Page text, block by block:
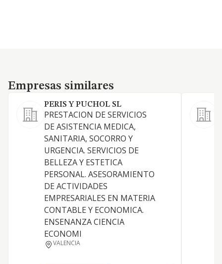
Empresas similares
Empresas similares
PERIS Y PUCHOL SL
PRESTACION DE SERVICIOS
DE ASISTENCIA MEDICA,
SANITARIA, SOCORRO Y
URGENCIA. SERVICIOS DE
BELLEZA Y ESTETICA
PERSONAL. ASESORAMIENTO
DE ACTIVIDADES
EMPRESARIALES EN MATERIA
CONTABLE Y ECONOMICA.
ENSENANZA CIENCIA
ECONOMI
VALENCIA